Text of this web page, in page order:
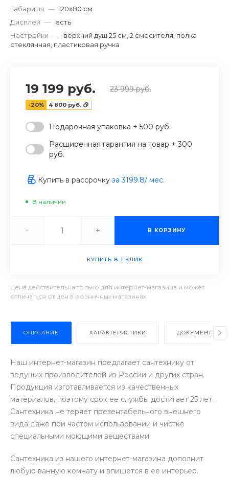
Габариты — 120x80 см
Дисплей — есть
Настройки — верхний душ 25 см, 2 смесителя, полка
стеклянная, пластиковая ручка
19 199 руб. 23 999 руб.
-20% 4 800 руб.
Подарочная упаковка + 500 руб.
Расширенная гарантия на товар + 300
руб.
Купить в рассрочку за3199.8/ мес.
В наличии
- + В КОРЗИНУ
КУПИТЬ В 1 КЛИК
Цена действительна только для интернет-магазина и может
отличаться от цен в розничных магазинах
ОПИСАНИЕ ХАРАКТЕРИСТИКИ ДОКУМЕНТЫ
Наш интернет-магазин предлагает сантехнику от
ведущих производителей из России и других стран.
Продукция изготавливается из качественных
материалов, поэтому срок ее службы достигает 25 лет.
Сантехника не теряет презентабельного внешнего
вида даже при частом использовании и чистке
специальными моющими веществами.
Сантехника из нашего интернет-магазина дополнит
любую ванную комнату и впишется в ее интерьер.